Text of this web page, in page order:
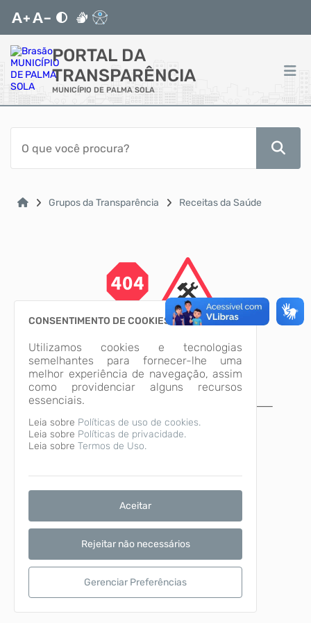
PORTAL DA
TRANSPARÊNCIA
MUNICÍPIO DE PALMA SOLA
ACESSO RÁPIDO
Acessibilidade
CidadãoGrupos da Transparência Receitas da Saúde
A página não foi
encontrada!
Voltar para o início
CONSENTIMENTO DE COOKIES
Utilizamos cookies e tecnologias
semelhantes para fornecer-lhe uma
melhor experiência de navegação, assim
como providenciar alguns recursos
essenciais.
Leia sobre Políticas de uso de cookies.
Leia sobre Políticas de privacidade.
Leia sobre Termos de Uso.
Aceitar
Rejeitar não necessários
Gerenciar Preferências